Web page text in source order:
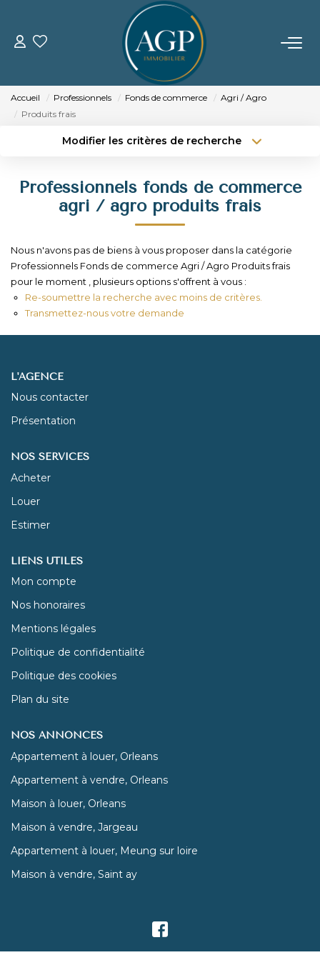
ACHETER
Estimer Votre Bien
LOUER
GERER
NOTRE AGENCE
Accueil Professionnels Fonds de commerce
Agri / Agro
Produits frais
Modifier les critères de recherche
Sélectionnez...
Type de bien
Surface min
Créer une alerte
Professionnels fonds de commerce
agri / agro produits frais
Nous n'avons pas de biens à vous proposer dans la catégorie
Professionnels Fonds de commerce Agri / Agro Produits frais
pour le moment , plusieurs options s'offrent à vous :
Re-soumettre la recherche avec moins de critères.
Transmettez-nous votre demande
L'AGENCE
Nous contacter
Présentation
NOS SERVICES
Acheter
Louer
Estimer
LIENS UTILES
Mon compte
Nos honoraires
Mentions légales
Politique de confidentialité
Politique des cookies
Plan du site
NOS ANNONCES
Appartement à louer, Orleans
Appartement à vendre, Orleans
Maison à louer, Orleans
Maison à vendre, Jargeau
Appartement à louer, Meung sur loire
Maison à vendre, Saint ay